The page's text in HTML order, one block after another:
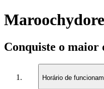
Conquiste o maior
Horário de